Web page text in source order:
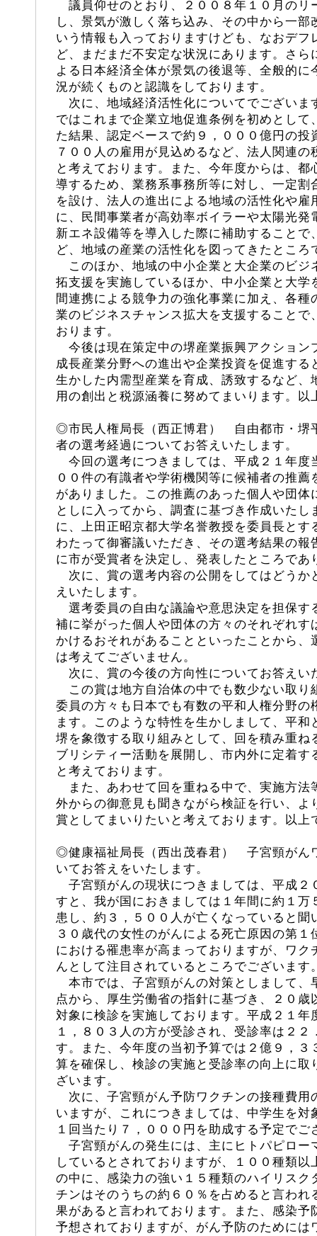
議員仰せのとおり、２００８年１０月のリ
し、景気が激しく落ち込み、その中から一部
いう情報も入っておりますけども、なおデフ
ど、まだまだ不安定な状況にあります。さら
よる日本経済全体が景気の後退等、全般的に
況が続くものと認識をしております。
次に、地域経済活性化についてでございま
ではこれまで企業立地促進条例を初めとして
た結果、認定ベースで約９，０００億円の投
７００人の雇用が見込めるなど、法人関連
と考えております。また、今年度からは、都
導するため、業務系事務所等に対し、一定割
を設け、法人の進出による地域の活性化や雇
に、民間事業者が高効率ボイラーや太陽光発
新エネ設備等を導入した際に補助することで
ど、地域の産業の活性化を図ってきたところ
このほか、地域の中小企業と大企業のビジ
拓支援を実施しているほか、中小企業と大学
間連携による競争力の強化事業に加え、各種
業のビジネスチャンス拡大を支援することで
おります。
今後は現在策定中の堺産業振興アクション
成長産業分野への進出や企業投資を促進する
生かした内需型産業を育成、誘致するなど、
用の創出と税源涵養に努めてまいります。以
◎市民人権局長（西正博君） 自由都市・堺
者の選考経過についてお答えいたします。
今回の選考につきましては、平成２１年度
００件の有識者や学術機関等に候補者の推
がありました。この推薦のあった個人や団体
としに入ってから、調査に基づき作成いたし
に、上田正昭京都大学名誉教授を委員長とす
わたって御審議いただき、その選考結果の報
に市が受賞者を決定し、発表したところであ
次に、賞の選考内容の公開をしてはどうか
えいたします。
選考委員の自由な議論や意思決定を担保す
補に挙がった個人や団体の方々のそれぞれす
かけるおそれがあることといったことから、
は考えてございません。
次に、賞の今後の方向性についてお答えい
この賞は地方自治体の中でも数少ない取り
委員の方々も日本でも有数の平和人権分野の
ます。このような特性を生かしまして、平和
堺を象徴する取り組みとして、回を積み重ね
ブリシティー活動を展開し、市内外に定着す
と考えております。
また、あわせて回を重ねる中で、実施方法
外からの御意見も聞きながら検証を行い、よ
賞としてまいりたいと考えております。以上
◎健康福祉局長（西出茂春君） 子宮頸がん
いてお答えをいたします。
子宮頸がんの現状につきましては、平成２
すと、我が国におきましては１年間に約１万
患し、約３，５００人が亡くなっていると聞
３０歳代の女性のがんによる死亡原因の第
における罹患率が高まっておりますが、ワク
んとして注目されているところでございます
本市では、子宮頸がんの対策としまして、
点から、厚生労働省の指針に基づき、２０歳
対象に検診を実施しております。平成２１年
１，８０３人の方が受診され、受診率は２２
す。また、今年度の当初予算では２億９，３
算を確保し、検診の実施と受診率の向上に取
ざいます。
次に、子宮頸がん予防ワクチンの接種費用
いますが、これにつきましては、中学生を対
１回当たり７，０００円を助成する予定でご
子宮頸がんの発生には、主にヒトパピロー
しているとされておりますが、１００種類以
の中に、感染力の強い１５種類のハイリスク
チンはそのうちの約６０％を占めると言われ
果があると言われております。また、感染予
予想されておりますが、がん予防のためには